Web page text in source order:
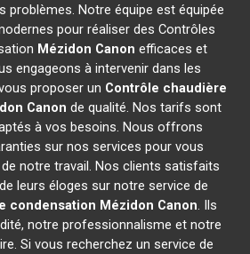
problèmes. Notre équipe est équipée
pour réaliser des Contrôles
Mézidon Canon efficaces et
engageons à intervenir dans les
proposer un Contrôle chaudière
Canon de qualité. Nos tarifs sont
à vos besoins. Nous offrons
sur nos services pour vous
notre travail. Nos clients satisfaits
leurs éloges sur notre service de
condensation Mézidon Canon. Ils
notre professionnalisme et notre
Si vous recherchez un service de